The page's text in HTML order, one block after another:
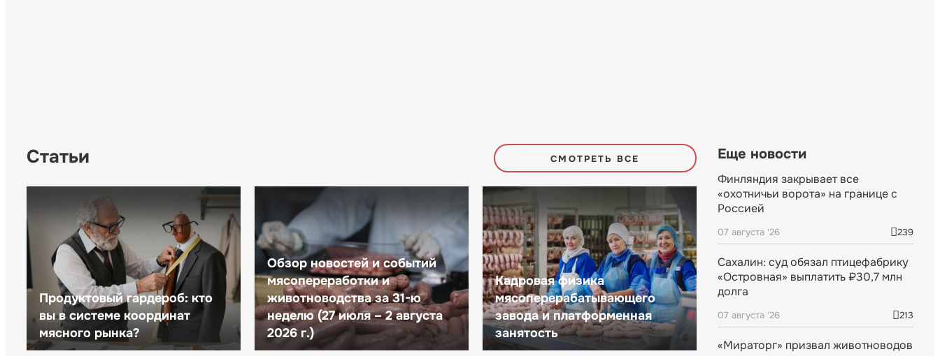
Статьи СМОТРЕТЬ ВСЕ
Продуктовый гардероб: кто
вы в системе координат
мясного рынка?
Обзор новостей и событий
мясопереработки и
животноводства за 31-ю
неделю (27 июля – 2 августа
2026 г.)
Кадровая физика
мясоперерабатывающего
завода и платформенная
занятость
Еще новости
Финляндия закрывает все
«охотничьи ворота» на границе с
Россией
07 августа '26 239
Сахалин: суд обязал птицефабрику
«Островная» выплатить ₽30,7 млн
долга
07 августа '26 213
«Мираторг» призвал животноводов